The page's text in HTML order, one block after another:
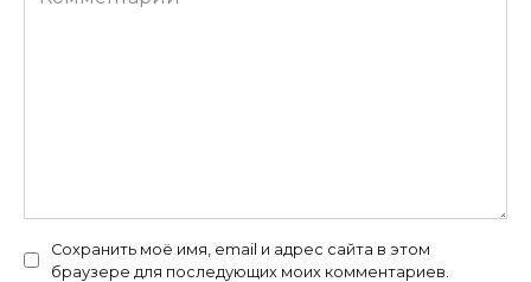
Сохранить моё имя, email и адрес сайта в этом
браузере для последующих моих комментариев.